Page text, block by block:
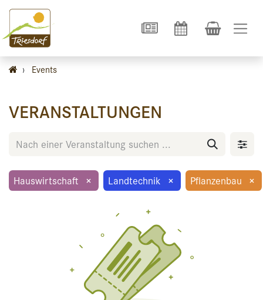
› Events
VERANSTALTUNGEN
Hauswirtschaft × Landtechnik × Pflanzenbau ×